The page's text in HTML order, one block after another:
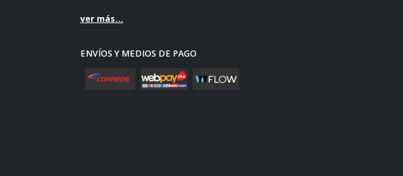
ver más...
ENVÍOS Y MEDIOS DE PAGO